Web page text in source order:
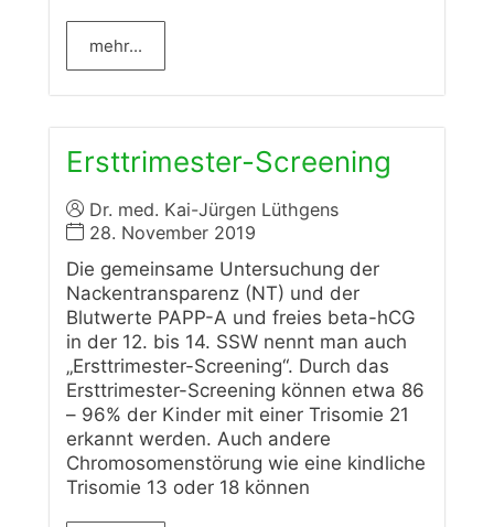
mehr...
Ersttrimester-Screening
Dr. med. Kai-Jürgen Lüthgens
28. November 2019
Die gemeinsame Untersuchung der
Nackentransparenz (NT) und der
Blutwerte PAPP-A und freies beta-hCG
in der 12. bis 14. SSW nennt man auch
„Ersttrimester-Screening“. Durch das
Ersttrimester-Screening können etwa 86
– 96% der Kinder mit einer Trisomie 21
erkannt werden. Auch andere
Chromosomenstörung wie eine kindliche
Trisomie 13 oder 18 können